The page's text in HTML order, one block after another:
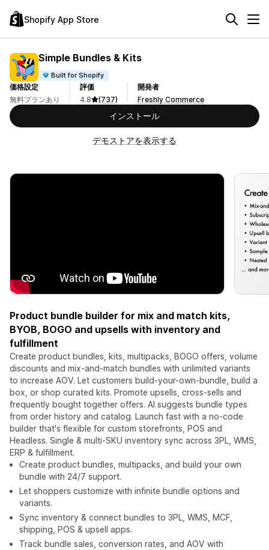
Shopify App Store
Simple Bundles & Kits
Built for Shopify
価格設定
無料プランあり
評価
4.8
(737)
開発者
Freshly Commerce
インストール
デモストアを表示する
Product bundle builder for mix and match kits,
BYOB, BOGO and upsells with inventory and
fulfillment
Create product bundles, kits, multipacks, BOGO offers, volume
discounts and mix-and-match bundles with unlimited variants
to increase AOV. Let customers build-your-own-bundle, build a
box, or shop curated kits. Promote upsells, cross-sells and
frequently bought together offers. AI suggests bundle types
from order history and catalog. Launch fast with a no-code
builder that's flexible for custom storefronts, POS and
Headless. Single & multi-SKU inventory sync across 3PL, WMS,
ERP & fulfillment.
Create product bundles, multipacks, and build your own
bundle with 24/7 support.
Let shoppers customize with infinite bundle options and
variants.
Sync inventory & connect bundles to 3PL, WMS, MCF,
shipping, POS & upsell apps.
Track bundle sales, conversion rates, and AOV with